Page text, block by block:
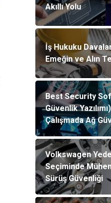
Akıllı Yolu
İş Hukuku
Emeğin ve Alın
Best Security
Güvenlik
Çalışmada Ağ
Volkswagen
Seçiminde
Sürüş Güvenliği